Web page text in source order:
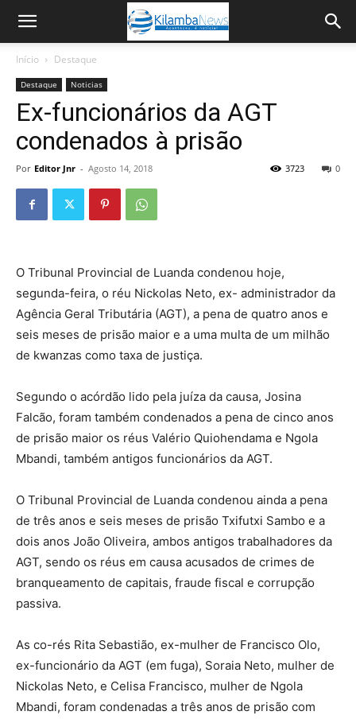
Início Destaque
Destaque Noticias
Ex-funcionários da AGT
condenados à prisão
Por Editor Jnr - Agosto 14, 2018 0
3723
O Tribunal Provincial de Luanda condenou hoje,
segunda-feira, o réu Nickolas Neto, ex- administrador da
Agência Geral Tributária (AGT), a pena de quatro anos e
seis meses de prisão maior e a uma multa de um milhão
de kwanzas como taxa de justiça.
Segundo o acórdão lido pela juíza da causa, Josina
Falcão, foram também condenados a pena de cinco anos
de prisão maior os réus Valério Quiohendama e Ngola
Mbandi, também antigos funcionários da AGT.
O Tribunal Provincial de Luanda condenou ainda a pena
de três anos e seis meses de prisão Txifutxi Sambo e a
dois anos João Oliveira, ambos antigos trabalhadores da
AGT, sendo os réus em causa acusados de crimes de
branqueamento de capitais, fraude fiscal e corrupção
passiva.
As co-rés Rita Sebastião, ex-mulher de Francisco Olo,
ex-funcionário da AGT (em fuga), Soraia Neto, mulher de
Nickolas Neto, e Celisa Francisco, mulher de Ngola
Mbandi, foram condenadas a três anos de prisão com